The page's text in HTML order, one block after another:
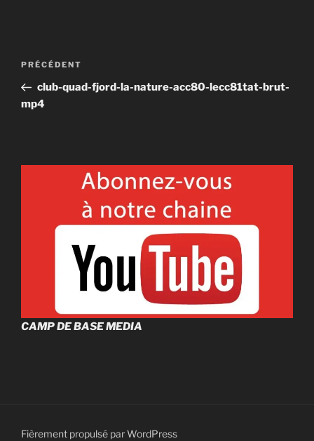
Navigation
l'article
Article
précédent
PRÉCÉDENT
club-quad-fjord-la-nature-acc80-lecc81tat-brut-
mp4
CAMP DE BASE MEDIA
Fièrement propulsé par WordPress